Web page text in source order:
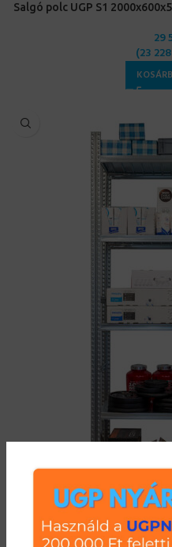
Salgó polc UGP S1
29
(23 228
Salgó polc UGP S1
32